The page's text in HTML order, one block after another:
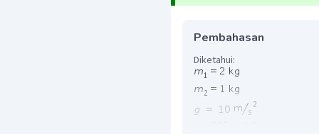
Pembahasan
Diketahui: